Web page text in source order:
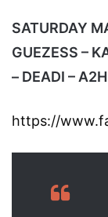
SATURDAY
GUEZESS –
– DEADI –
https://